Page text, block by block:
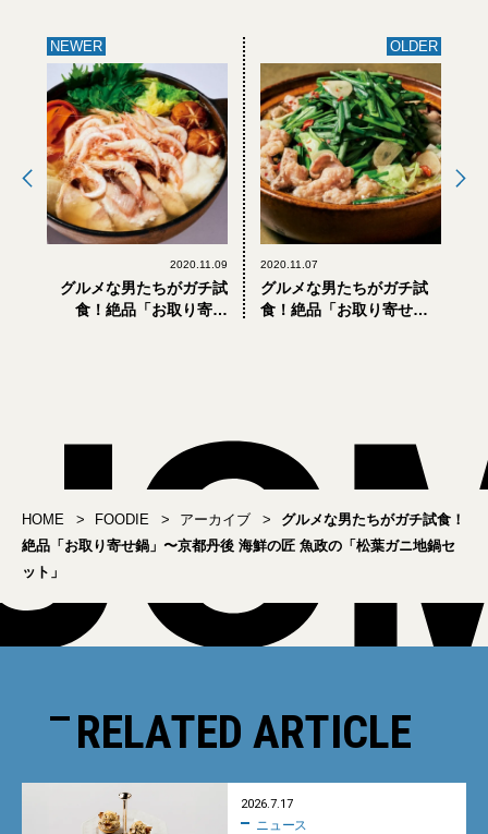
NEWER
2020.11.09
グルメな男たちがガチ試
食！絶品「お取り寄せ
OLDER
2020.11.07
グルメな男たちがガチ試
食！絶品「お取り寄せ
HOME FOODIE アーカイブ
グルメな男たちがガチ試食！
絶品「お取り寄せ鍋」〜京都丹後 海鮮の匠 魚政の「松葉ガニ地鍋セ
ット」
RELATED ARTICLE
2026.7.17
ニュース